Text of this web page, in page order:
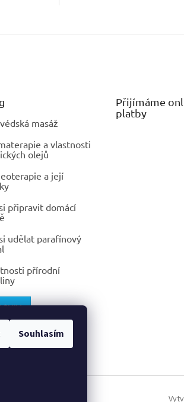
Souhlasím
masáž
a vlastnosti
olejů
a její
připravit domácí
udělat parafínový
přírodní
Přijímáme
platby